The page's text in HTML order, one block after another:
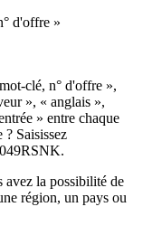
d'offre »
clé, n° d'offre »,
», « anglais »,
» entre chaque
Saisissez
avez la possibilité de
région, un pays ou